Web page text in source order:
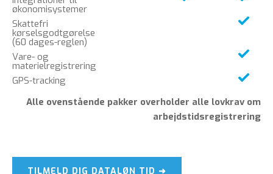
økonomisystemer
Skattefri
kørselsgodtgørelse
(60 dages-reglen)
Vare- og
materielregistrering
GPS-tracking
Alle ovenstående pakker overholder alle lovkrav om
arbejdstidsregistrering
TILMELD DIG DATALØN TID ➜